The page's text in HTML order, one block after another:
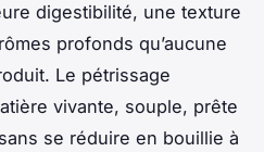
digestibilité, une texture
profonds qu’aucune
Le pétrissage
vivante, souple, prête
se réduire en bouillie à